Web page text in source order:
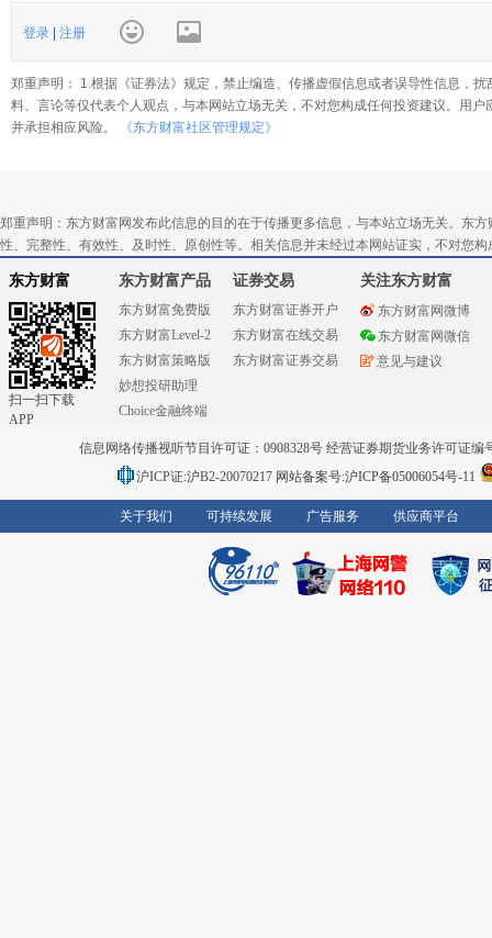
登录 注册
郑重声明： 1.根据《证券法》规定，禁止编造、传播虚假信息或者误导性信息，
料、言论等仅代表个人观点，与本网站立场无关，不对您构成任何投资建议。用
并承担相应风险。
《东方财富社区管理规定》
郑重声明：东方财富网发布此信息的目的在于传播更多信息，与本站立场无关。东
性、完整性、有效性、及时性、原创性等。相关信息并未经过本网站证实，不对您
东方财富
扫一扫下载
APP
东方财富产品
东方财富免费版
东方财富Level-2
东方财富策略版
妙想投研助理
Choice金融终端
证券交易
东方财富证券开户
东方财富在线交易
东方财富证券交易
关注东方财富
东方财富网微博
东方财富网微信
意见与建议
信息网络传播视听节目许可证：0908328号 经营证券期货业务许可证编
沪ICP证:沪B2-20070217 网站备案号:沪ICP备05006054号-11
关于我们 可持续发展 广告服务 供应商平台